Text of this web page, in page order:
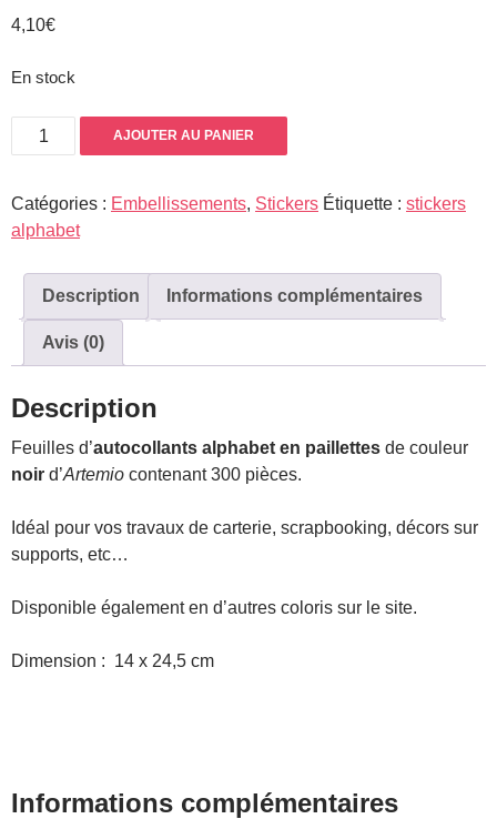
4,10€
En stock
quantité
de
alphabet
pailleté
AJOUTER AU PANIER
Catégories : Embellissements, Stickers Étiquette : stickers
alphabet
Description Informations complémentaires
Avis (0)
Description
Feuilles d’autocollants alphabet en paillettes de couleur
noir d’Artemio contenant 300 pièces.
Idéal pour vos travaux de carterie, scrapbooking, décors sur
supports, etc…
Disponible également en d’autres coloris sur le site.
Dimension : 14 x 24,5 cm
Informations complémentaires